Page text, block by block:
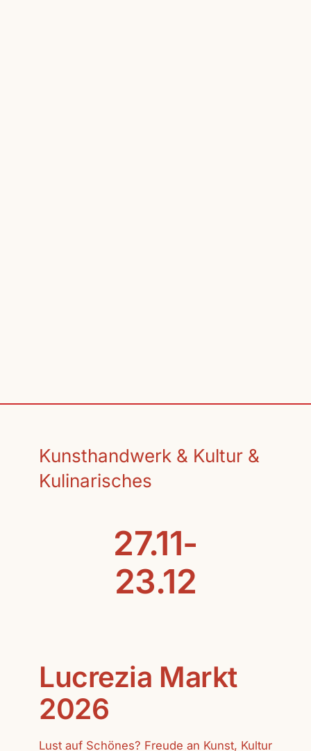
Kunsthandwerk & Kultur &
Kulinarisches
27.11-
23.12
Lucrezia Markt
2026
Lust auf Schönes? Freude an Kunst, Kultur